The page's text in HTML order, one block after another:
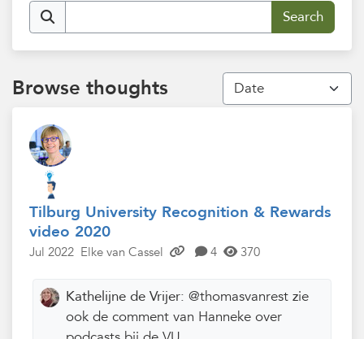
Browse thoughts
Tilburg University Recognition & Rewards
video 2020
Jul 2022 Elke van Cassel 4 370
Kathelijne de Vrijer:@thomasvanrest zie
ook de comment van Hanneke over